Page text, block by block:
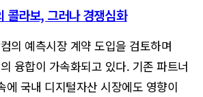
콜라보, 그러나 경쟁심화
의 예측시장 계약 도입을 검토하며
융합이 가속화되고 있다. 기존 파트너
에 국내 디지털자산 시장에도 영향이